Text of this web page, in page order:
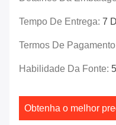
Tempo De Entrega: 7
Termos De
Habilidade Da Fonte:
Obtenha o melhor